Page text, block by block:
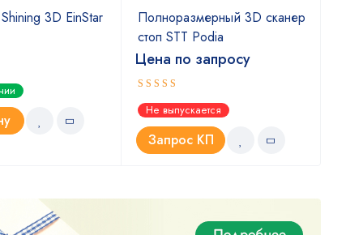
3D EinStar
Полноразмерный 3D сканер
стоп STT Podia
Цена по запросу
Оценка
4.67из 5
Не выпускается
Запрос КП